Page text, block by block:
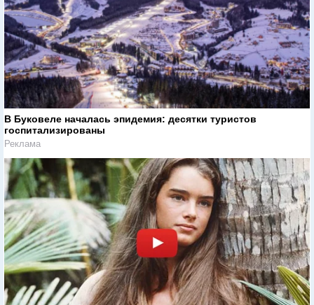
В Буковеле началась эпидемия: десятки туристов
госпитализированы
Реклама